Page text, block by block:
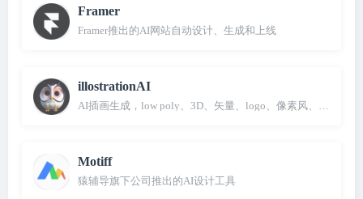
Framer
Framer推出的AI网站自动设计、生成和上线
illostrationAI
AI插画生成，low poly、3D、矢量、logo、像素风、皮克斯等
Motiff
猿辅导旗下公司推出的AI设计工具